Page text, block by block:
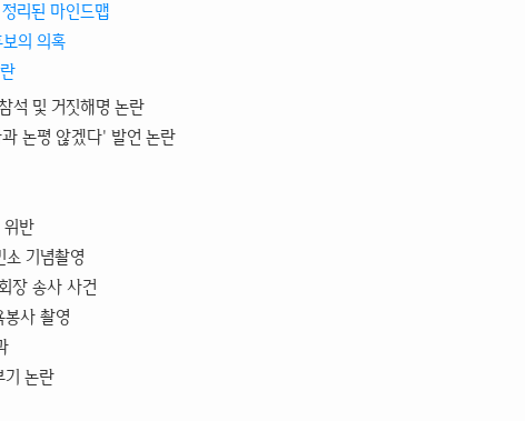
리된 마인드맵
의 의혹
석 및 거짓해명 논란
논평 않겠다' 발언 논란
위반
소 기념촬영
장 송사 사건
사 촬영
기 논란